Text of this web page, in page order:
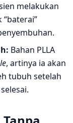
melakukan
Bahan PLLA
, artinya ia akan
tubuh setelah